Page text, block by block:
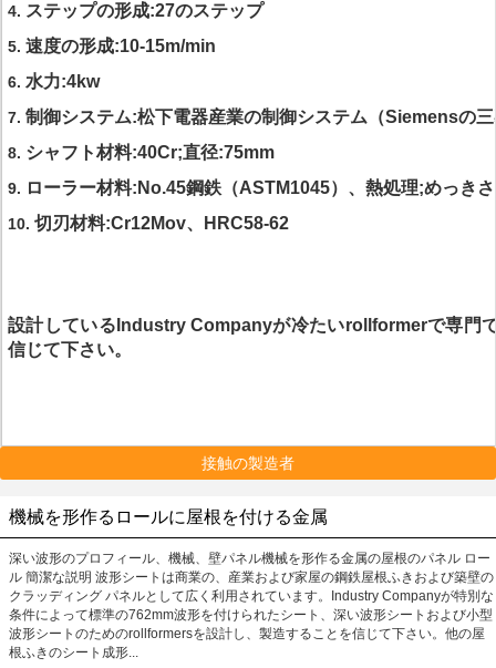
4. ステップの形成:27のステップ
5. 速度の形成:10-15m/min
6. 水力:4kw
7. 制御システム:松下電器産業の制御システム（Siemensの
8. シャフト材料:40Cr;直径:75mm
9. ローラー材料:No.45鋼鉄（ASTM1045）、熱処理;めっき
10. 切刃材料:Cr12Mov、HRC58-62
設計している Industry Companyが冷たいrollformerで専門
信じて下さい。
接触の製造者
機械を形作るロールに屋根を付ける金属
深い波形のプロフィール、機械、壁パネル機械を形作る金属の屋根のパネル ロー
ル 簡潔な説明 波形シートは商業の、産業および家屋の鋼鉄屋根ふきおよび築壁の
クラッディング パネルとして広く利用されています。Industry Companyが特別な
条件によって標準の762mm波形を付けられたシート、深い波形シートおよび小型
波形シートのためのrollformersを設計し、製造することを信じて下さい。他の屋
根ふきのシート成形...